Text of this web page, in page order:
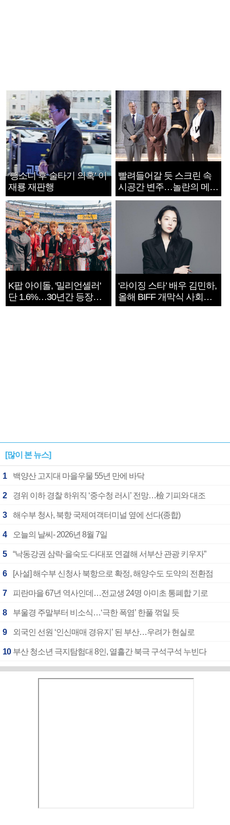
‘뺑소니 후 술타기 의혹’ 이
재룡 재판행
빨려들어갈 듯 스크린 속
시공간 변주…놀란의 메시
지는 ‘전쟁 속죄’
K팝 아이돌, '밀리언셀러'
단 1.6%…30년간 등장
1182개팀 전수조사
‘라이징 스타’ 배우 김민하,
올해 BIFF 개막식 사회자
확정
[많이 본 뉴스]
1 백양산 고지대 마을우물 55년 만에 바닥
2 경위 이하 경찰 하위직 ‘중수청 러시’ 전망…檢 기피와 대조
3 해수부 청사, 북항 국제여객터미널 옆에 선다(종합)
4 오늘의 날씨- 2026년 8월 7일
5 “낙동강권 삼락·을숙도·다대포 연결해 서부산 관광 키우자”
6 [사설] 해수부 신청사 북항으로 확정, 해양수도 도약의 전환점
7 피란마을 67년 역사인데…전교생 24명 아미초 통폐합 기로
8 부울경 주말부터 비소식…‘극한 폭염’ 한풀 꺾일 듯
9 외국인 선원 ‘인신매매 경유지’ 된 부산…우려가 현실로
10 부산 청소년 극지탐험대 8인, 열흘간 북극 구석구석 누빈다